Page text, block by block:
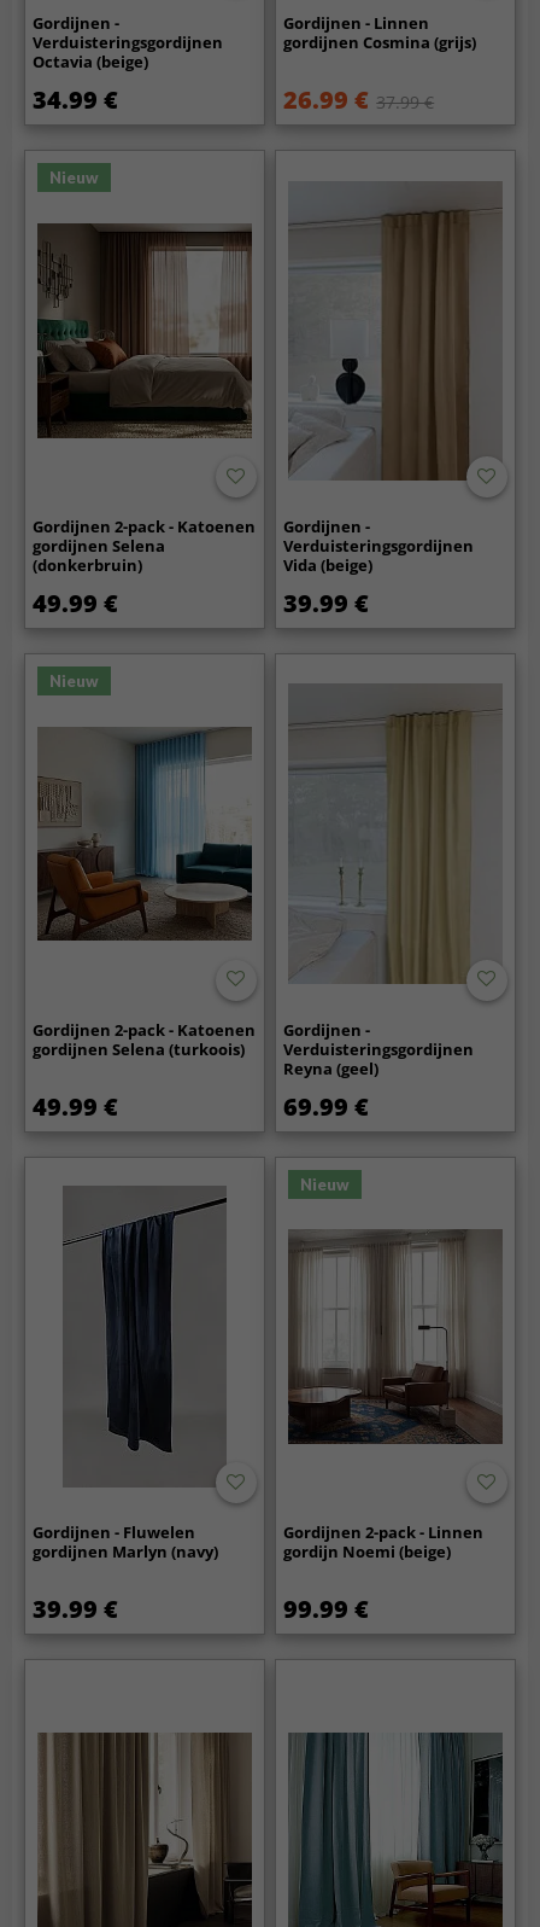
Gordijnen -
Verduisteringsgordijnen
Octavia (beige)
34.99 €
Gordijnen - Linnen
gordijnen Cosmina (grijs)
26.99 € 37.99 €
Nieuw
Gordijnen 2-pack - Katoenen
gordijnen Selena
(donkerbruin)
49.99 €
Gordijnen -
Verduisteringsgordijnen
Vida (beige)
39.99 €
Nieuw
Gordijnen 2-pack - Katoenen
gordijnen Selena (turkoois)
49.99 €
Gordijnen -
Verduisteringsgordijnen
Reyna (geel)
69.99 €
Gordijnen - Fluwelen
gordijnen Marlyn (navy)
39.99 €
Nieuw
Gordijnen 2-pack - Linnen
gordijn Noemi (beige)
99.99 €